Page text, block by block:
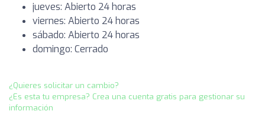
jueves: Abierto 24 horas
viernes: Abierto 24 horas
sábado: Abierto 24 horas
domingo: Cerrado
¿Quieres solicitar un cambio?
¿Es esta tu empresa? Crea una cuenta gratis para gestionar su
información